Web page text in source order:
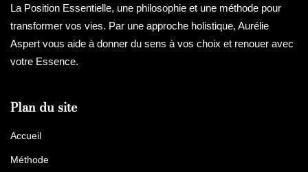
La Position Essentielle, une philosophie et une méthode pour
transformer vos vies. Par une approche holistique, Aurélie
Aspert vous aide à donner du sens à vos choix et renouer avec
votre Essence.
Plan du site
Accueil
Méthode